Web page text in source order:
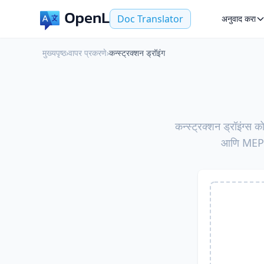
Doc Translator अनुवाद करा
मुख्यपृष्ठ›वापर प्रकरणे›कन्स्ट्रक्शन ड्रॉइंग
कन्स्ट्रक्शन ड्रॉइंग्स
आणि